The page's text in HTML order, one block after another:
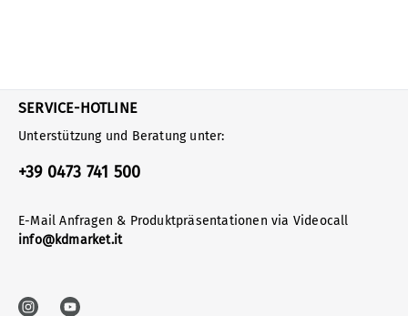
SERVICE-HOTLINE
Unterstützung und Beratung unter:
+39 0473 741 500
E-Mail Anfragen & Produktpräsentationen via Videocall
info@kdmarket.it